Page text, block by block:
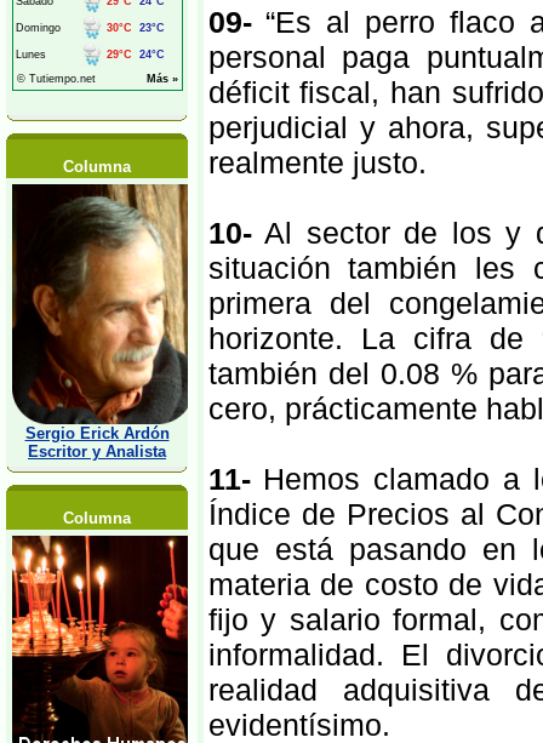
Columna
Sergio Erick Ardón
Escritor y Analista
Columna
09-“Es al perro flaco
personal paga
déficit fiscal, han
perjudicial y ahora,
realmente justo.
10-Al sector de los y
situación también les
primera del
horizonte. La cifra de
también del 0.08 %
cero, prácticamente
11-Hemos clamado a
Índice de Precios al
que está pasando en
materia de costo de
fijo y salario formal,
informalidad. El
realidad adquisitiva
evidentísimo.